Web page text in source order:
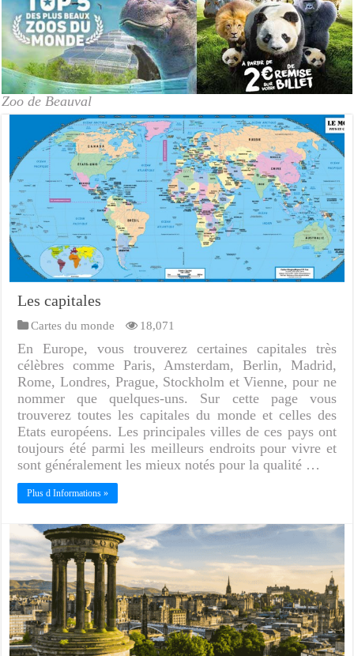
Zoo de Beauval
Les capitales
Cartes du monde 18,071
En Europe, vous trouverez certaines capitales très
célèbres comme Paris, Amsterdam, Berlin, Madrid,
Rome, Londres, Prague, Stockholm et Vienne, pour ne
nommer que quelques-uns. Sur cette page vous
trouverez toutes les capitales du monde et celles des
Etats européens. Les principales villes de ces pays ont
toujours été parmi les meilleurs endroits pour vivre et
sont généralement les mieux notés pour la qualité …
Plus d Informations »